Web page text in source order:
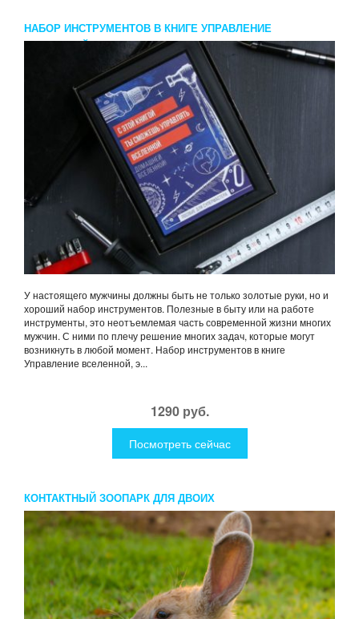
НАБОР ИНСТРУМЕНТОВ В КНИГЕ УПРАВЛЕНИЕ
ВСЕЛЕННОЙ 15 ПРЕДМЕТОВ
У настоящего мужчины должны быть не только золотые руки, но и
хороший набор инструментов. Полезные в быту или на работе
инструменты, это неотъемлемая часть современной жизни многих
мужчин. С ними по плечу решение многих задач, которые могут
возникнуть в любой момент. Набор инструментов в книге
Управление вселенной, э...
1290 руб.
Посмотреть сейчас
КОНТАКТНЫЙ ЗООПАРК ДЛЯ ДВОИХ